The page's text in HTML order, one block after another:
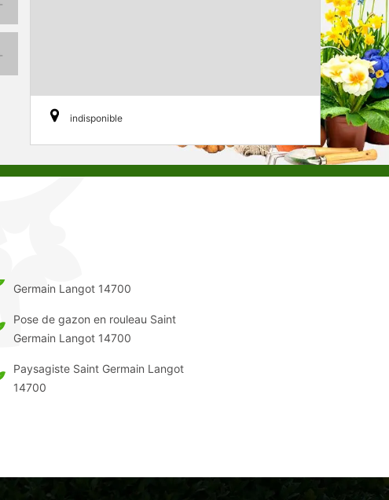
indisponible
Germain Langot 14700
Pose de gazon en rouleau Saint
Germain Langot 14700
Paysagiste Saint Germain Langot
14700